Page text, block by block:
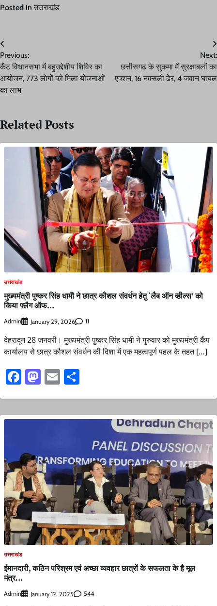
Posted in उत्तराखंड
Post
navigation
Previous:
कैंट विधानसभा में बहुउद्देशीय शिविर का
आयोजन, 773 लोगों को मिला योजनाओं
का लाभ
Next:
छत्तीसगढ़ के सुकमा में सुरक्षाबलों का
एक्शन, 16 नक्सली ढेर, 4 जवान घायल
Related Posts
उत्तराखंड
मुख्यमंत्री पुष्कर सिंह धामी ने छात्र कौशल संवर्धन हेतु ‘लैब ऑन व्हील्स’ को
किया फ्लैग ऑफ…
Admin January 29, 2026 11
देहरादून 28 जनवरी। मुख्यमंत्री पुष्कर सिंह धामी ने गुरुवार को मुख्यमंत्री कैंप
कार्यालय से छात्र कौशल संवर्धन की दिशा में एक महत्वपूर्ण पहल के तहत […]
Facebook
Mastodon
Email
उत्तराखंड
ईमानदारी, कठिन परिश्रम एवं अच्छा व्यवहार छात्रों के सफलता के है मूल
मंत्र…
Admin January 12, 2025 544